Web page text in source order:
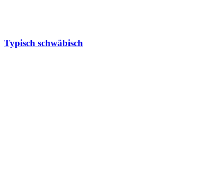
Typisch schwäbisch